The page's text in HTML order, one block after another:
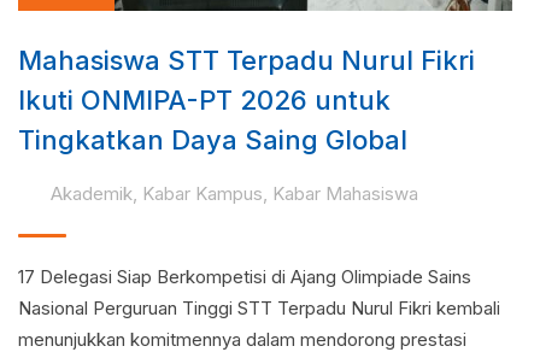
Mahasiswa STT Terpadu Nurul Fikri
Ikuti ONMIPA-PT 2026 untuk
Tingkatkan Daya Saing Global
Akademik, Kabar Kampus, Kabar Mahasiswa
17 Delegasi Siap Berkompetisi di Ajang Olimpiade Sains
Nasional Perguruan Tinggi STT Terpadu Nurul Fikri kembali
menunjukkan komitmennya dalam mendorong prestasi